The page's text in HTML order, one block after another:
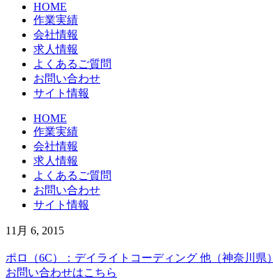
HOME
作業実績
会社情報
求人情報
よくあるご質問
お問い合わせ
サイト情報
HOME
作業実績
会社情報
求人情報
よくあるご質問
お問い合わせ
サイト情報
11月 6, 2015
ポロ（6C）：デイライトコーディング 他（神奈川県）
お問い合わせはこちら